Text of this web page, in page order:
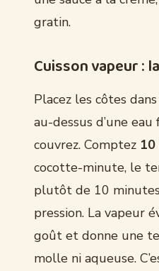
gratin.
Cuisson vapeur :
Placez les côtes
au-dessus d’une
couvrez. Comptez
cocotte-minute, le
plutôt de 10
pression. La vapeur
goût et donne une
molle ni aqueuse.